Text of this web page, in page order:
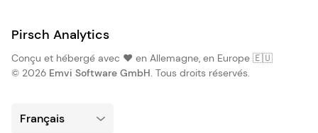
Pirsch Analytics
Conçu et hébergé avec ❤️ en Allemagne, en Europe 🇪🇺
© 2026 Emvi Software GmbH. Tous droits réservés.